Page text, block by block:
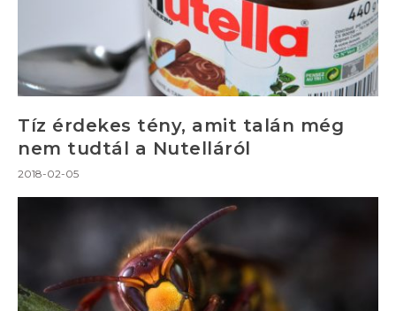
Tíz érdekes tény, amit talán még
nem tudtál a Nutelláról
2018-02-05